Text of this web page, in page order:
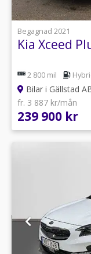
Begagnad 2021
Kia Xceed
2 800 mil
Bilar i Gällstad
fr. 3 887 kr/mån
239 900 kr